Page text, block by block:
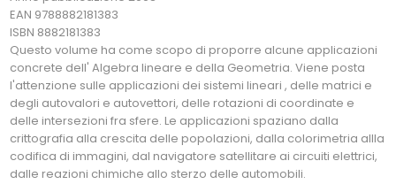
EAN 9788882181383
ISBN 8882181383
Questo volume ha come scopo di proporre alcune applicazioni
concrete dell' Algebra lineare e della Geometria. Viene posta
l'attenzione sulle applicazioni dei sistemi lineari , delle matrici e
degli autovalori e autovettori, delle rotazioni di coordinate e
delle intersezioni fra sfere. Le applicazioni spaziano dalla
crittografia alla crescita delle popolazioni, dalla colorimetria allla
codifica di immagini, dal navigatore satellitare ai circuiti elettrici,
dalle reazioni chimiche allo sterzo delle automobili.